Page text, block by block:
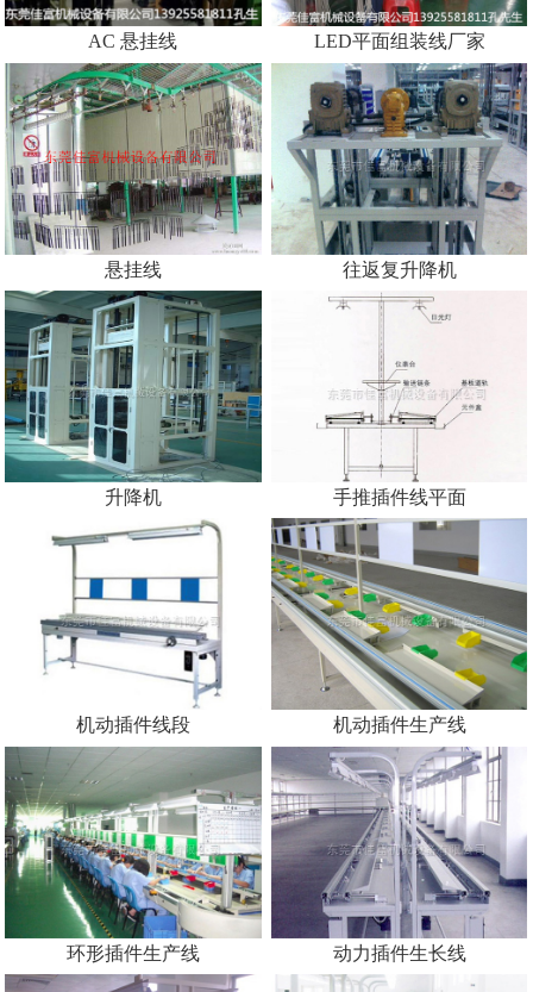
AC 悬挂线 LED平面组装线厂家
悬挂线 往返复升降机
升降机 手推插件线平面
机动插件线段 机动插件生产线
环形插件生产线 动力插件生长线